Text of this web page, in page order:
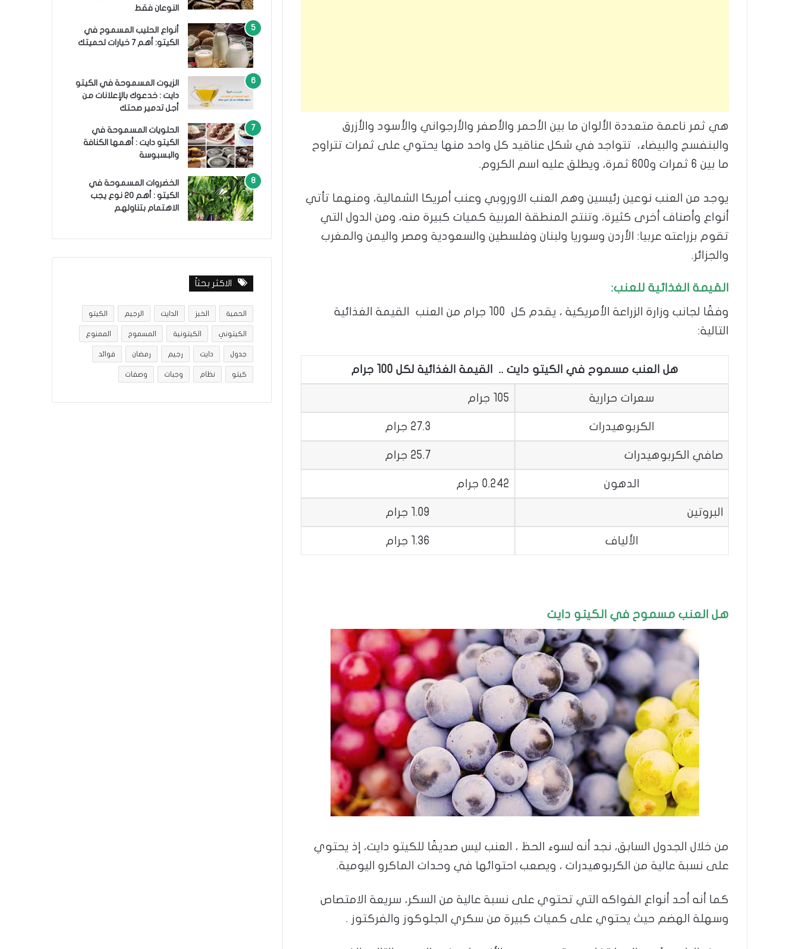
هي ثمر ناعمة متعددة الألوان ما بين الأحمر والأصفر والأرجواني والأسود والأزرق
والبنفسج والبيضاء، تتواجد في شكل عناقيد كل واحد منها يحتوي على ثمرات تتراوح
ما بين 6 ثمرات و600 ثمرة، ويطلق عليه اسم الكروم.
يوجد من العنب نوعين رئيسين وهم العنب الاوروبي وعنب أمريكا الشمالية، ومنهما تأتي
أنواع وأصناف أخرى كثيرة، وتنتج المنطقة العربية كميات كبيرة منه، ومن الدول التي
تقوم بزراعته عربيا: الأردن وسوريا ولبنان وفلسطين والسعودية ومصر واليمن والمغرب
والجزائر.
القيمة الغذائية للعنب:
وفقًا لجانب وزارة الزراعة الأمريكية ، يقدم كل 100 جرام من العنب القيمة الغذائية
التالية:
هل العنب مسموح في الكيتو دايت .. القيمة الغذائية لكل 100 جرام
سعرات حرارية 105 جرام
الكربوهيدرات 27.3 جرام
صافي الكربوهيدرات 25.7 جرام
الدهون 0.242 جرام
البروتين 1.09 جرام
الألياف 1.36 جرام
هل العنب مسموح في الكيتو دايت
من خلال الجدول السابق، نجد أنه لسوء الحظ ، العنب ليس صديقًا للكيتو دايت، إذ يحتوي
على نسبة عالية من الكربوهيدرات ، ويصعب احتوائها في وحدات الماكرو اليومية.
كما أنه أحد أنواع الفواكه التي تحتوي على نسبة عالية من السكر، سريعة الامتصاص
وسهلة الهضم حيث يحتوي على كميات كبيرة من سكري الجلوكوز والفركتوز .
النوعان فقط
أنواع الحليب المسموح في
الكيتو: أهم 7 خيارات لحميتك
الزيوت المسموحة في الكيتو
دايت : خدعوك بالإعلانات من
أجل تدمير صحتك
الحلويات المسموحة في
الكيتو دايت : أهمها الكنافة
والبسبوسة
الخضروات المسموحة في
الكيتو : أهم 20 نوع يجب
الاهتمام بتناولهم
الاكثر بحثاً
الحمية الخبز الدايت الرجيم الكيتو
الكيتوني الكيتونية المسموح الممنوع
جدول دايت رجيم رمضان فوائد
كيتو نظام وجبات وصفات